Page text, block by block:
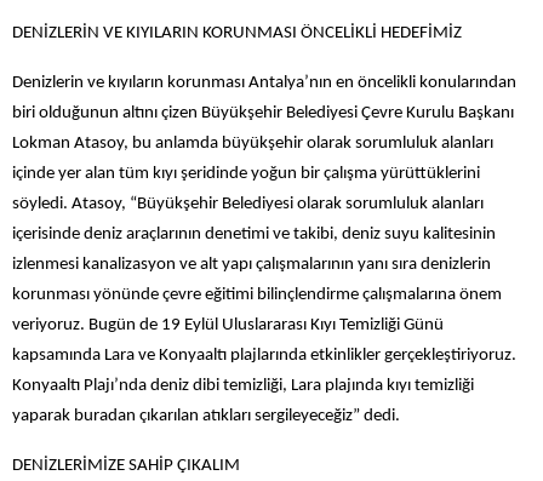
DENİZLERİN VE KIYILARIN KORUNMASI ÖNCELİKLİ HEDEFİMİZ
Denizlerin ve kıyıların korunması Antalya’nın en öncelikli konularından
biri olduğunun altını çizen Büyükşehir Belediyesi Çevre Kurulu Başkanı
Lokman Atasoy, bu anlamda büyükşehir olarak sorumluluk alanları
içinde yer alan tüm kıyı şeridinde yoğun bir çalışma yürüttüklerini
söyledi. Atasoy, “Büyükşehir Belediyesi olarak sorumluluk alanları
içerisinde deniz araçlarının denetimi ve takibi, deniz suyu kalitesinin
izlenmesi kanalizasyon ve alt yapı çalışmalarının yanı sıra denizlerin
korunması yönünde çevre eğitimi bilinçlendirme çalışmalarına önem
veriyoruz. Bugün de 19 Eylül Uluslararası Kıyı Temizliği Günü
kapsamında Lara ve Konyaaltı plajlarında etkinlikler gerçekleştiriyoruz.
Konyaaltı Plajı’nda deniz dibi temizliği, Lara plajında kıyı temizliği
yaparak buradan çıkarılan atıkları sergileyeceğiz” dedi.
DENİZLERİMİZE SAHİP ÇIKALIM